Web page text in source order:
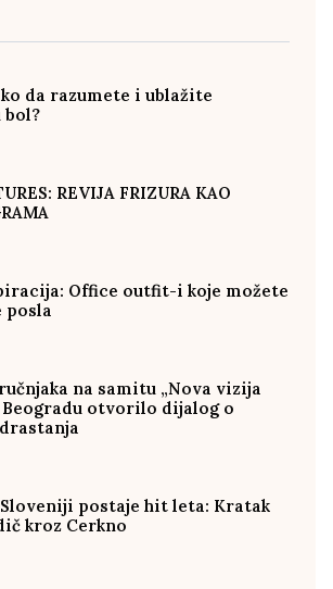
da razumete i ublažite
bol?
REVIJA FRIZURA KAO
Office outfit-i koje možete
na samitu „Nova vizija
otvorilo dijalog o
postaje hit leta: Kratak
kroz Cerkno